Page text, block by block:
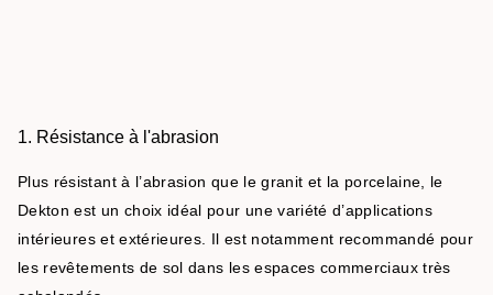
1. Résistance à l'abrasion
Plus résistant à l’abrasion que le granit et la porcelaine, le
Dekton est un choix idéal pour une variété d’applications
intérieures et extérieures. Il est notamment recommandé pour
les revêtements de sol dans les espaces commerciaux très